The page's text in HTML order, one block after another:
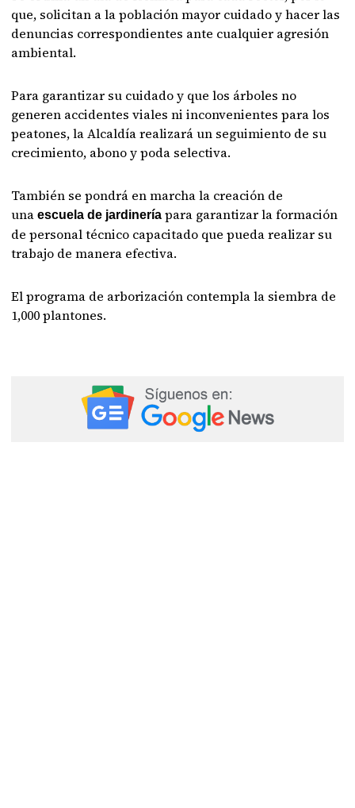
que, solicitan a la población mayor cuidado y hacer las
denuncias correspondientes ante cualquier agresión
ambiental.
Para garantizar su cuidado y que los árboles no
generen accidentes viales ni inconvenientes para los
peatones, la Alcaldía realizará un seguimiento de su
crecimiento, abono y poda selectiva.
También se pondrá en marcha la creación de
unaescuela de jardinería para garantizar la formación
de personal técnico capacitado que pueda realizar su
trabajo de manera efectiva.
El programa de arborización contempla la siembra de
1,000 plantones.